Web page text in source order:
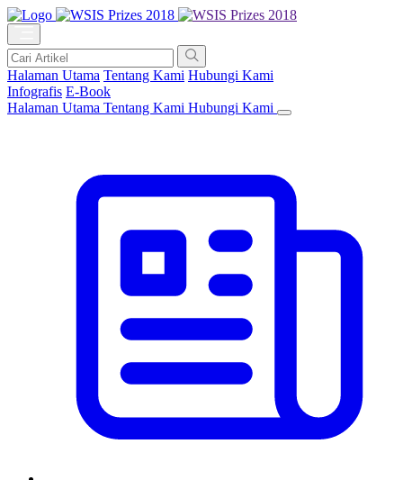
Halaman Utama Tentang Kami Hubungi Kami
Infografis E-Book
Halaman Utama Tentang Kami Hubungi Kami